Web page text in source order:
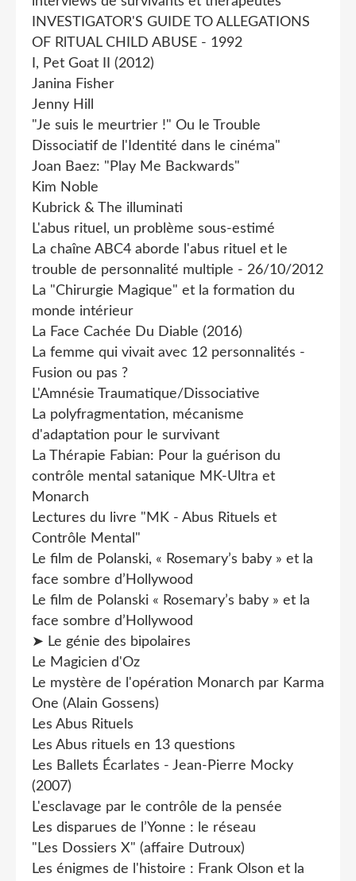
INVESTIGATOR'S GUIDE TO ALLEGATIONS
OF RlTUAL CHILD ABUSE - 1992
I, Pet Goat II (2012)
Janina Fisher
Jenny Hill
"Je suis le meurtrier !" Ou le Trouble
Dissociatif de l'Identité dans le cinéma"
Joan Baez: "Play Me Backwards"
Kim Noble
Kubrick & The illuminati
L'abus rituel, un problème sous-estimé
La chaîne ABC4 aborde l'abus rituel et le
trouble de personnalité multiple - 26/10/2012
La "Chirurgie Magique" et la formation du
monde intérieur
La Face Cachée Du Diable (2016)
La femme qui vivait avec 12 personnalités -
Fusion ou pas ?
L'Amnésie Traumatique/Dissociative
La polyfragmentation, mécanisme
d'adaptation pour le survivant
La Thérapie Fabian: Pour la guérison du
contrôle mental satanique MK-Ultra et
Monarch
Lectures du livre "MK - Abus Rituels et
Contrôle Mental"
Le film de Polanski, « Rosemary’s baby » et la
face sombre d’Hollywood
Le film de Polanski « Rosemary’s baby » et la
face sombre d’Hollywood
➤ Le génie des bipolaires
Le Magicien d'Oz
Le mystère de l'opération Monarch par Karma
One (Alain Gossens)
Les Abus Rituels
Les Abus rituels en 13 questions
Les Ballets Écarlates - Jean-Pierre Mocky
(2007)
L'esclavage par le contrôle de la pensée
Les disparues de l’Yonne : le réseau
"Les Dossiers X" (affaire Dutroux)
Les énigmes de l'histoire : Frank Olson et la